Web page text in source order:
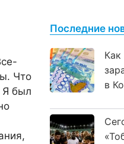
Что
Я был
Последние
Как
в